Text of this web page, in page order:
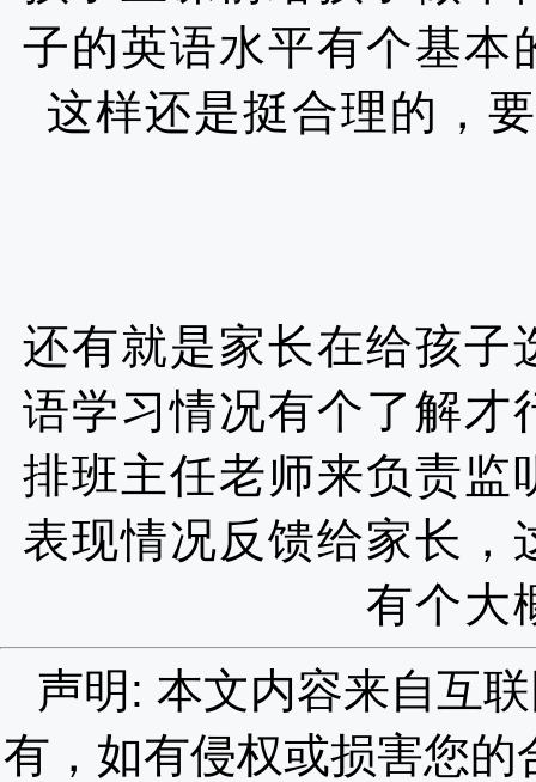
子的英语水平有个基本
这样还是挺合理的，
还有就是家长在给孩子
语学习情况有个了解才
排班主任老师来负责监
表现情况反馈给家长，
有个大
声明: 本文内容来自互
有，如有侵权或损害您